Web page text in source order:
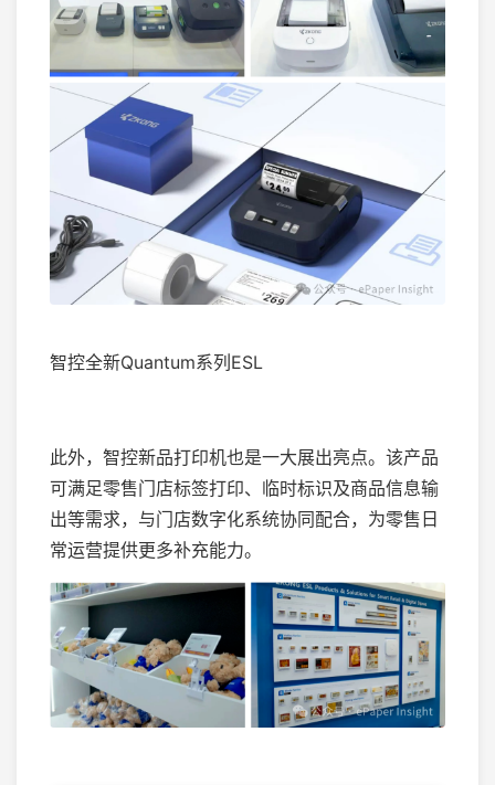
智控全新Quantum系列ESL
此外，智控新品打印机也是一大展出亮点。该产品
可满足零售门店标签打印、临时标识及商品信息输
出等需求，与门店数字化系统协同配合，为零售日
常运营提供更多补充能力。